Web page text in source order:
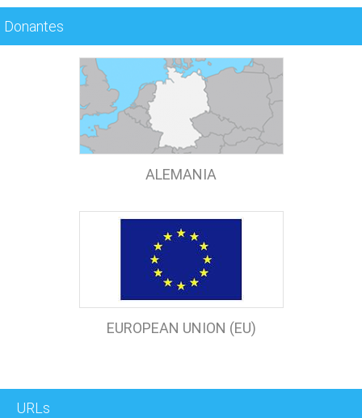
Donantes
ALEMANIA
EUROPEAN UNION (EU)
URLs